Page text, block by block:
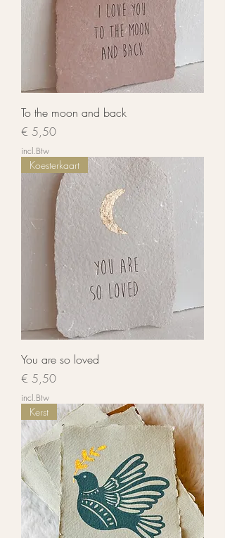
To the moon and back
Prijs
€ 5,50
incl.Btw
Koesterkaart
You are so loved
Prijs
€ 5,50
incl.Btw
Kerst